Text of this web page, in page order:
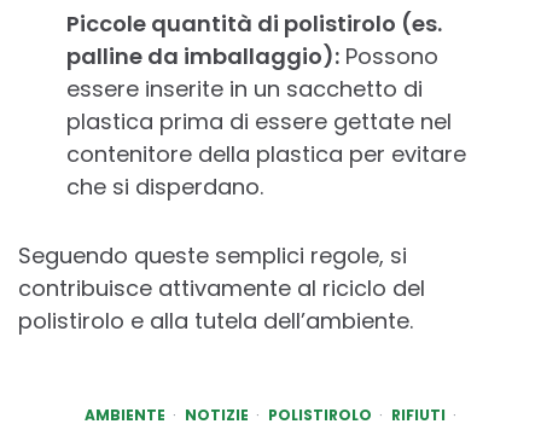
Piccole quantità di polistirolo (es.
palline da imballaggio): Possono
essere inserite in un sacchetto di
plastica prima di essere gettate nel
contenitore della plastica per evitare
che si disperdano.
Seguendo queste semplici regole, si
contribuisce attivamente al riciclo del
polistirolo e alla tutela dell’ambiente.
AMBIENTE NOTIZIE POLISTIROLO
RIFIUTI